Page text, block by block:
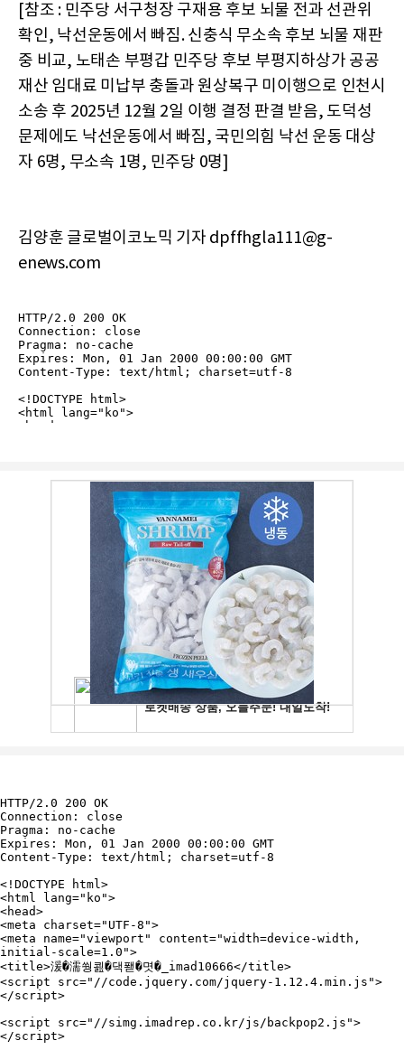
[참조 : 민주당 서구청장 구재용 후보 뇌물 전과 선관위
확인, 낙선운동에서 빠짐. 신충식 무소속 후보 뇌물 재판
중 비교, 노태손 부평갑 민주당 후보 부평지하상가 공공
재산 임대료 미납부 충돌과 원상복구 미이행으로 인천시
소송 후 2025년 12월 2일 이행 결정 판결 받음, 도덕성
문제에도 낙선운동에서 빠짐, 국민의힘 낙선 운동 대상
자 6명, 무소속 1명, 민주당 0명]
김양훈 글로벌이코노믹 기자 dpffhgla111@g-
enews.com